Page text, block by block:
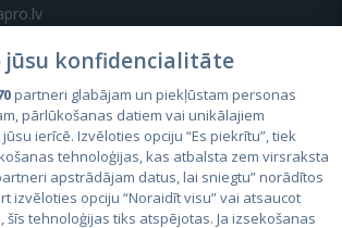
jūsu konfidencialitāte
partneri glabājam un piekļūstam personas
pārlūkošanas datiem vai unikālajiem
ierīcē. Izvēloties opciju “Es piekrītu”, tiek
tehnoloģijas, kas atbalsta zem virsraksta
apstrādājam datus, lai sniegtu” norādītos
izvēloties opciju “Noraidīt visu” vai atsaucot
šīs tehnoloģijas tiks atspējotas. Ja izsekošanas